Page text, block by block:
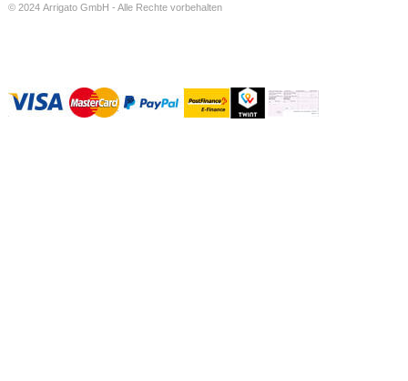
© 2024 Arrigato GmbH - Alle Rechte vorbehalten